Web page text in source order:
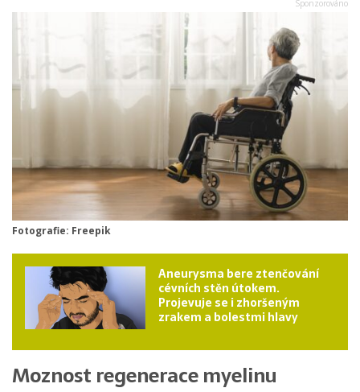
Fotografie: Freepik
Aneurysma bere ztenčování
cévních stěn útokem.
Projevuje se i zhoršeným
zrakem a bolestmi hlavy
Moznost regenerace myelinu